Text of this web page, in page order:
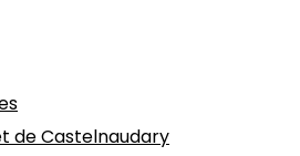
de Castelnaudary